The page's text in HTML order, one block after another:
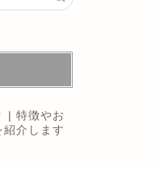
| 特徴やお
介します